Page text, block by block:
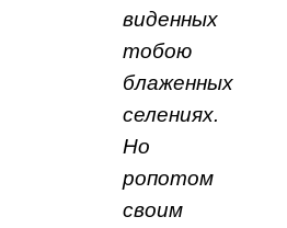
виденных
тобою
блаженных
селениях.
Но
ропотом
своим